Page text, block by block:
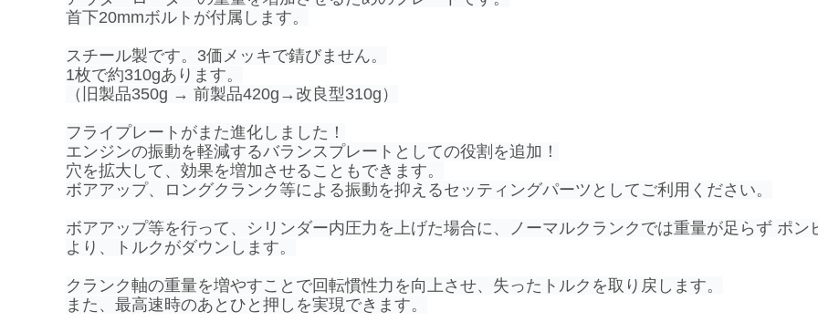
首下20mmボルトが付属します。
スチール製です。3価メッキで錆びません。
1枚で約310gあります。
（旧製品350g → 前製品420g→改良型310g）
フライプレートがまた進化しました！
エンジンの振動を軽減するバランスプレートとしての役割を追加！
穴を拡大して、効果を増加させることもできます。
ボアアップ、ロングクランク等による振動を抑えるセッティングパーツとしてご利用ください。
ボアアップ等を行って、シリンダー内圧力を上げた場合に、ノーマルクランクでは重量が足らず ポン
より、トルクがダウンします。
クランク軸の重量を増やすことで回転慣性力を向上させ、失ったトルクを取り戻します。
また、最高速時のあとひと押しを実現できます。